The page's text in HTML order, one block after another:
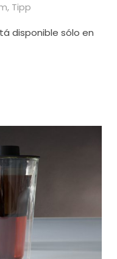
, Tipp
disponible sólo en